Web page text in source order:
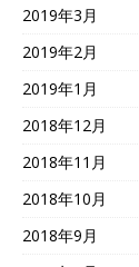
2019年3月
2019年2月
2019年1月
2018年12月
2018年11月
2018年10月
2018年9月